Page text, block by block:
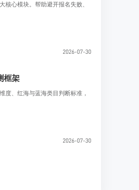
心模块。帮助避开报名失败、
2026-07-30
框架
度、红海与蓝海类目判断标准，
2026-07-30